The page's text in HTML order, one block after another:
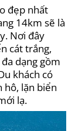
đẹp nhất
14km sẽ là
Nơi đây
cát trắng,
dạng gồm
khách có
hô, lặn biển
lạ.